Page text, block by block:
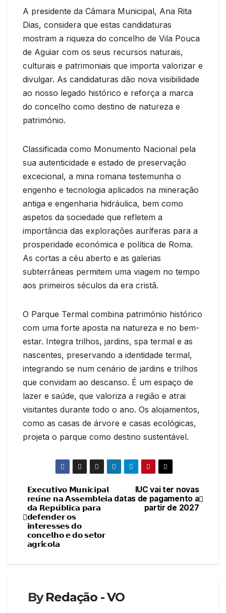
A presidente da Câmara Municipal, Ana Rita
Dias, considera que estas candidaturas
mostram a riqueza do concelho de Vila Pouca
de Aguiar com os seus recursos naturais,
culturais e patrimoniais que importa valorizar e
divulgar. As candidaturas dão nova visibilidade
ao nosso legado histórico e reforça a marca
do concelho como destino de natureza e
património.
Classificada como Monumento Nacional pela
sua autenticidade e estado de preservação
excecional, a mina romana testemunha o
engenho e tecnologia aplicados na mineração
antiga e engenharia hidráulica, bem como
aspetos da sociedade que refletem a
importância das explorações auríferas para a
prosperidade económica e política de Roma.
As cortas a céu aberto e as galerias
subterrâneas permitem uma viagem no tempo
aos primeiros séculos da era cristã.
O Parque Termal combina património histórico
com uma forte aposta na natureza e no bem-
estar. Integra trilhos, jardins, spa termal e as
nascentes, preservando a identidade termal,
integrando se num cenário de jardins e trilhos
que convidam ao descanso. É um espaço de
lazer e saúde, que valoriza a região e atrai
visitantes durante todo o ano. Os alojamentos,
como as casas de árvore e casas ecológicas,
projeta o parque como destino sustentável.
Navegação
de
artigos
IUC vai ter novas
datas de pagamento a
partir de 2027
𝗘𝘅𝗲𝗰𝘂𝘁𝗶𝘃𝗼 𝗠𝘂𝗻𝗶𝗰𝗶𝗽𝗮𝗹
𝗿𝗲𝘂́𝗻𝗲 𝗻𝗮 𝗔𝘀𝘀𝗲𝗺𝗯𝗹𝗲𝗶𝗮
𝗱𝗮 𝗥𝗲𝗽𝘂́𝗯𝗹𝗶𝗰𝗮 𝗽𝗮𝗿𝗮
𝗱𝗲𝗳𝗲𝗻𝗱𝗲𝗿 𝗼𝘀
𝗶𝗻𝘁𝗲𝗿𝗲𝘀𝘀𝗲𝘀 𝗱𝗼
𝗰𝗼𝗻𝗰𝗲𝗹𝗵𝗼 𝗲 𝗱𝗼 𝘀𝗲𝘁𝗼𝗿
𝗮𝗴𝗿𝗶́𝗰𝗼𝗹𝗮
ByRedação - VO